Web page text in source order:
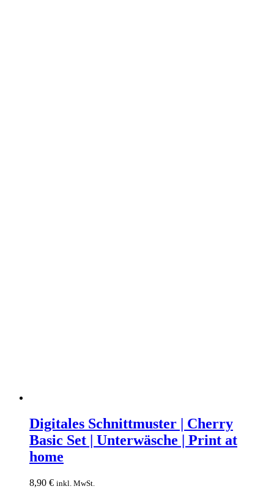
Schnittmuster
|
Cherry
Basic
Set
Unterwäsche
Digitales Schnittmuster | Cherry
Basic Set | Unterwäsche | Print at
home
8,90 € inkl. MwSt.